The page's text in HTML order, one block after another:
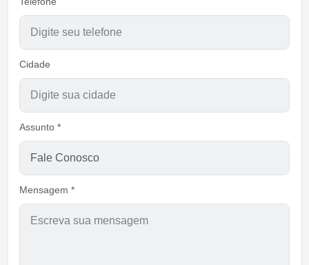
Cidade
Assunto *
Mensagem *